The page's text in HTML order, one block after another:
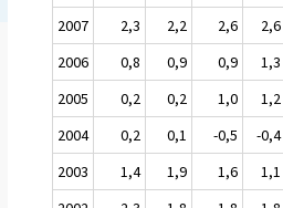
2007
2,3 2,2 2,6 2,6
2006
0,8 0,9 0,9 1,3
2005
0,2 0,2 1,0 1,2
2004
0,2 0,1 -0,5 -0,4
2003
1,4 1,9 1,6 1,1